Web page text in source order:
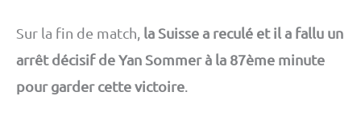
Sur la fin de match, la Suisse a reculé et il a fallu un
arrêt décisif de Yan Sommer à la 87ème minute
pour garder cette victoire.